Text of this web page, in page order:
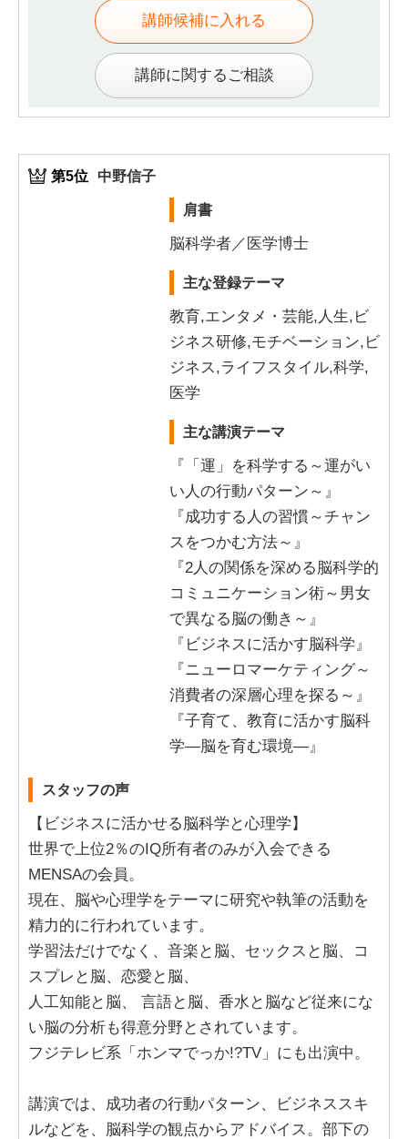
講師候補に入れる
講師に関するご相談
第5位 中野信子
肩書
脳科学者／医学博士
主な登録テーマ
教育,エンタメ・芸能,人生,ビ
ジネス研修,モチベーション,ビ
ジネス,ライフスタイル,科学,
医学
主な講演テーマ
『「運」を科学する～運がい
い人の行動パターン～』
『成功する人の習慣～チャン
スをつかむ方法～』
『2人の関係を深める脳科学的
コミュニケーション術～男女
で異なる脳の働き～』
『ビジネスに活かす脳科学』
『ニューロマーケティング～
消費者の深層心理を探る～』
『子育て、教育に活かす脳科
学―脳を育む環境―』
スタッフの声
【ビジネスに活かせる脳科学と心理学】
世界で上位2％のIQ所有者のみが入会できる
MENSAの会員。
現在、脳や心理学をテーマに研究や執筆の活動を
精力的に行われています。
学習法だけでなく、音楽と脳、セックスと脳、コ
スプレと脳、恋愛と脳、
人工知能と脳、 言語と脳、香水と脳など従来にな
い脳の分析も得意分野とされています。
フジテレビ系「ホンマでっか!?TV」にも出演中。
講演では、成功者の行動パターン、ビジネススキ
ルなどを、脳科学の観点からアドバイス。部下の